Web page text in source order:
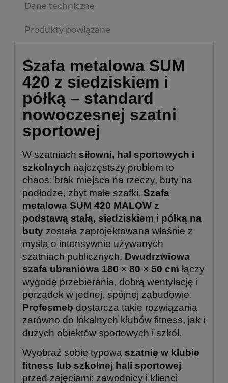
Dane techniczne
Produkty powiązane
Szafa metalowa SUM
420 z siedziskiem i
półką – standard
nowoczesnej szatni
sportowej
W szatniach siłowni, hal sportowych i
szkolnych najczęstszy problem to
chaos: brak miejsca na rzeczy, buty na
podłodze, zbyt małe szafki. Szafa
metalowa SUM 420 MALOW z
podstawą stałą, siedziskiem i półką na
buty została zaprojektowana właśnie z
myślą o intensywnie używanych
szatniach publicznych. Dwudrzwiowa
szafa ubraniowa 180 × 80 × 50 cm łączy
wygodę przebierania, dobrą wentylację i
porządek w jednej, spójnej zabudowie.
Profesmeb dostarcza takie rozwiązania
zarówno do lokalnych klubów fitness, jak i
dużych obiektów sportowych i szkół.
Wyobraź sobie typową szatnię w klubie
fitness lub szkolnej hali sportowej
przed zajęciami: zawodnicy i klienci